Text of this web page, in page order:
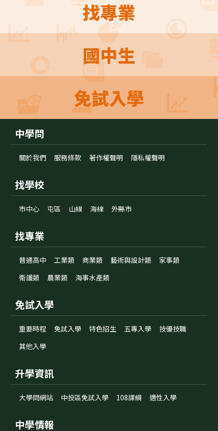
找專業
國中生
免試入學
中學問
關於我們 服務條款 著作權聲明 隱私權聲明
找學校
市中心 屯區 山線 海線 外縣市
找專業
普通高中 工業類 商業類 藝術與設計類
家事類
衛護類
農業類 海事水產類
免試入學
重要時程 免試入學 特色招生 五專入學
技優技職
其他入學
升學資訊
大學問網站 中投區免試入學 108課綱 適性入學
中學情報